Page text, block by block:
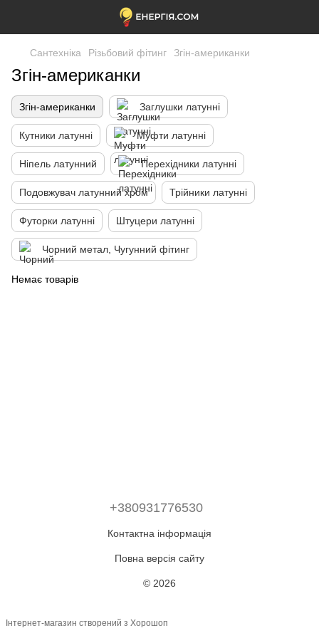
Сантехніка Різьбовий фітинг Згін-американки
Згін-американки
Згін-американки Заглушки латунні
Кутники латунні Муфти латунні
Ніпель латунний Перехідники латунні
Подовжувач латунний хром Трійники латунні
Футорки латунні Штуцери латунні
Чорний метал, Чугунний фітинг
Немає товарів
+380931776530
Контактна інформація
Повна версія сайту
© 2026
Інтернет-магазин створений з Хорошоп